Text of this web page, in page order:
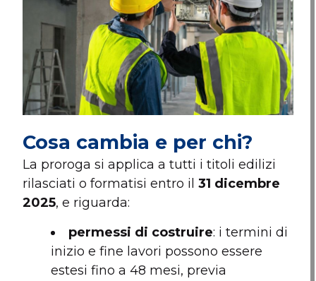
Cosa cambia e per chi?
La proroga si applica a tutti i titoli edilizi
rilasciati o formatisi entro il31 dicembre
2025, e riguarda:
permessi di costruire: i termini di
inizio e fine lavori possono essere
estesi fino a 48 mesi, previa